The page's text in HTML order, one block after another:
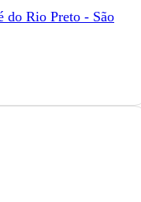
do Rio Preto - São